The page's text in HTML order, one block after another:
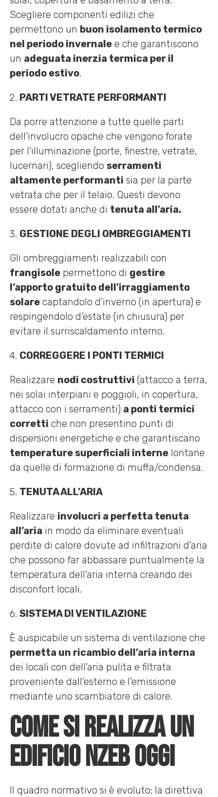
Scegliere componenti edilizi che
permettono un buon isolamento termico
nel periodo invernale e che garantiscono
un adeguata inerzia termica per il
periodo estivo.
PARTI VETRATE PERFORMANTI
Da porre attenzione a tutte quelle parti
dell’involucro opache che vengono forate
per l’illuminazione (porte, finestre, vetrate,
lucernari), scegliendo serramenti
altamente performanti sia per la parte
vetrata che per il telaio. Questi devono
essere dotati anche di tenuta all’aria.
GESTIONE DEGLI OMBREGGIAMENTI
Gli ombreggiamenti realizzabili con
frangisole permettono di gestire
l’apporto gratuito dell’irraggiamento
solare captandolo d’inverno (in apertura) e
respingendolo d’estate (in chiusura) per
evitare il surriscaldamento interno.
CORREGGERE I PONTI TERMICI
Realizzare nodi costruttivi (attacco a terra,
nei solai interpiani e poggioli, in copertura,
attacco con i serramenti) a ponti termici
corretti che non presentino punti di
dispersioni energetiche e che garantiscano
temperature superficiali interne lontane
da quelle di formazione di muffa/condensa.
TENUTA ALL’ARIA
Realizzare involucri a perfetta tenuta
all’aria in modo da eliminare eventuali
perdite di calore dovute ad infiltrazioni d’aria
che possono far abbassare puntualmente la
temperatura dell’aria interna creando dei
disconfort locali.
SISTEMA DI VENTILAZIONE
È auspicabile un sistema di ventilazione che
permetta un ricambio dell’aria interna
dei locali con dell’aria pulita e filtrata
proveniente dall’esterno e l’emissione
mediante uno scambiatore di calore.
Come si realizza un
edificio nZEB oggi
Il quadro normativo si è evoluto: la direttiva